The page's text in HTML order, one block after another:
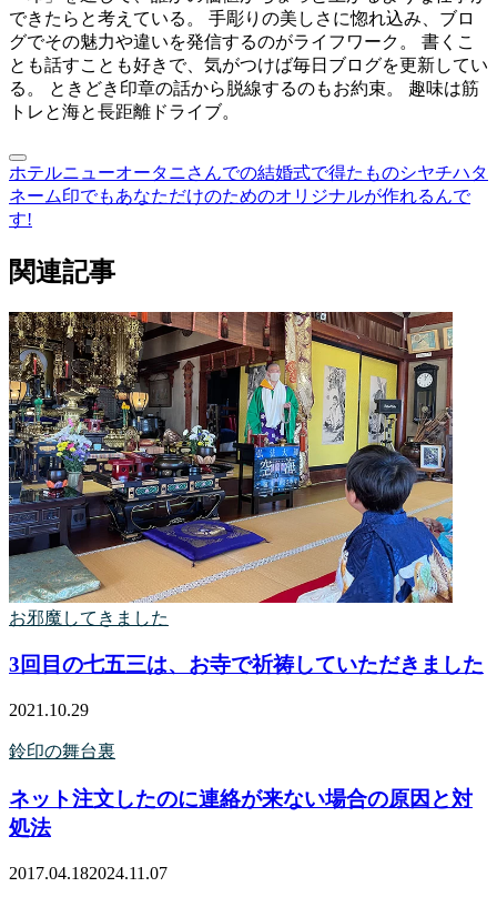
できたらと考えている。 手彫りの美しさに惚れ込み、ブロ
グでその魅力や違いを発信するのがライフワーク。 書くこ
とも話すことも好きで、気がつけば毎日ブログを更新してい
る。 ときどき印章の話から脱線するのもお約束。 趣味は筋
トレと海と長距離ドライブ。
ホテルニューオータニさんでの結婚式で得たものシヤチハタ
ネーム印でもあなただけのためのオリジナルが作れるんで
す!
関連記事
お邪魔してきました
3回目の七五三は、お寺で祈祷していただきました
2021.10.29
鈴印の舞台裏
ネット注文したのに連絡が来ない場合の原因と対
処法
2017.04.182024.11.07